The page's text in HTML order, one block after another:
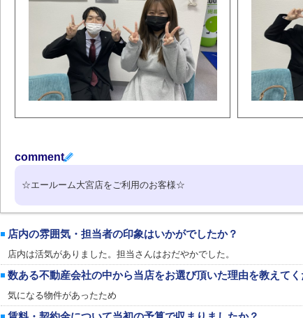
comment
☆エールーム大宮店をご利用のお客様☆
店内の雰囲気・担当者の印象はいかがでしたか？
店内は活気がありました。担当さんはおだやかでした。
数ある不動産会社の中から当店をお選び頂いた理由を教えて
気になる物件があったため